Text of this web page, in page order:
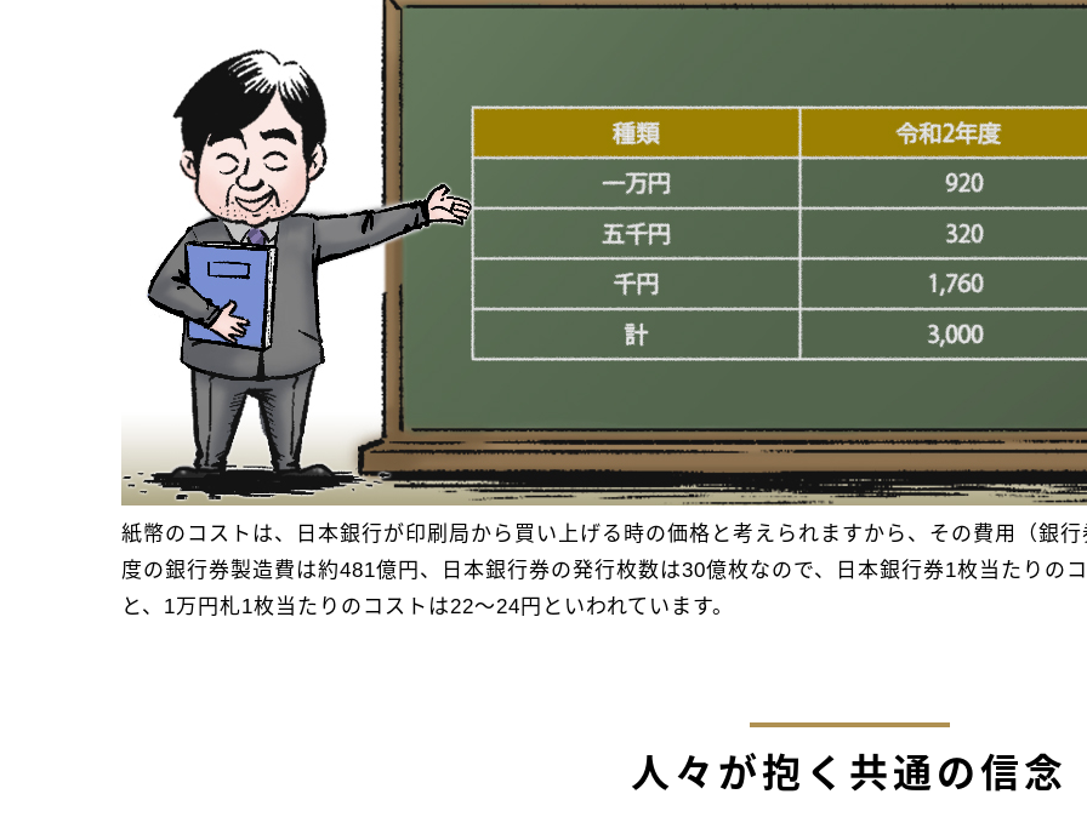
紙幣のコストは、日本銀行が印刷局から買い上げる時の価格と考えられますから、その費用（銀
度の銀行券製造費は約481億円、日本銀行券の発行枚数は30億枚なので、日本銀行券1枚当たりの
と、1万円札1枚当たりのコストは22～24円といわれています。
人々が抱く共通の信念